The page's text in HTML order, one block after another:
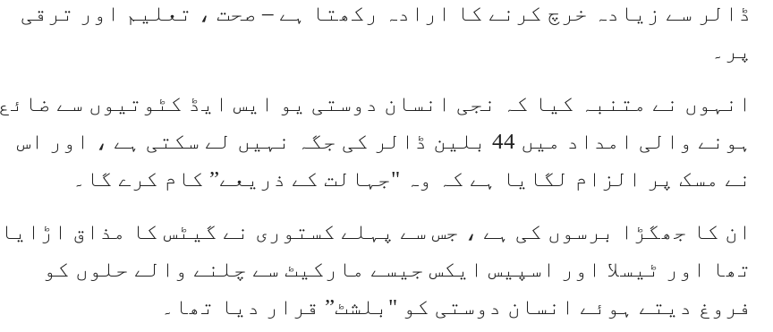
ڈالر سے زیادہ خرچ کرنے کا ارادہ رکھتا ہے – صحت ، تعلیم اور ترقی
پر۔
انہوں نے متنبہ کیا کہ نجی انسان دوستی یو ایس ایڈ کٹوتیوں سے ضائع
ہونے والی امداد میں 44 بلین ڈالر کی جگہ نہیں لے سکتی ہے ، اور اس
نے مسک پر الزام لگایا ہے کہ وہ "جہالت کے ذریعے” کام کرے گا۔
ان کا جھگڑا برسوں کی ہے ، جس سے پہلے کستوری نے گیٹس کا مذاق اڑایا
تھا اور ٹیسلا اور اسپیس ایکس جیسے مارکیٹ سے چلنے والے حلوں کو
فروغ دیتے ہوئے انسان دوستی کو "بلشٹ” قرار دیا تھا۔